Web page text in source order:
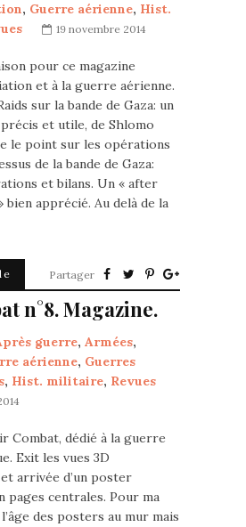
, Guerre aérienne, Hist.
19 novembre 2014
pour ce magazine
et à la guerre aérienne.
sur la bande de Gaza: un
et utile, de Shlomo
le point sur les opérations
de la bande de Gaza:
et bilans. Un « after
apprécié. Au delà de la
Partager
n°8. Magazine.
guerre, Armées,
aérienne, Guerres
, Hist. militaire, Revues
Combat, dédié à la guerre
Exit les vues 3D
arrivée d’un poster
centrales. Pour ma
des posters au mur mais